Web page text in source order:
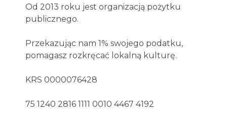
Od 2013 roku jest organizacją pożytku
publicznego.
Przekazując nam 1% swojego podatku,
pomagasz rozkręcać lokalną kulturę.
KRS 0000076428
75 1240 2816 1111 0010 4467 4192